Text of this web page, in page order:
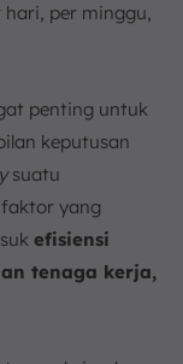
per minggu,
penting untuk
keputusan
suatu
yang
efisiensi
tenaga kerja,